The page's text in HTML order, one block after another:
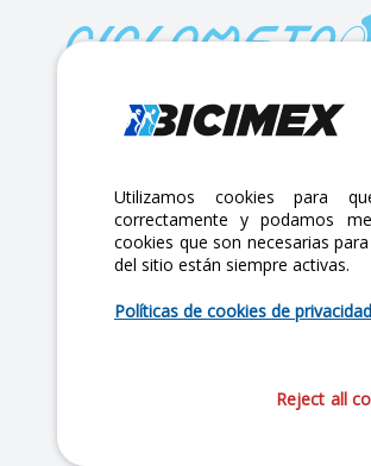
Calle Lago Müritz No. 30 Col. Mariano
atencionclientes@bicimex.com
+ 55 9126 9007
Utilizamos cookies para
correctamente y podamos
cookies que son necesarias
del sitio están siempre activas.
Políticas de cookies de privacidad
Reject all